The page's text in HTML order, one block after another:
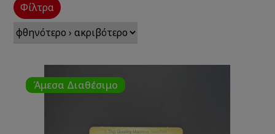
Φίλτρα
Άμεσα Διαθέσιμο